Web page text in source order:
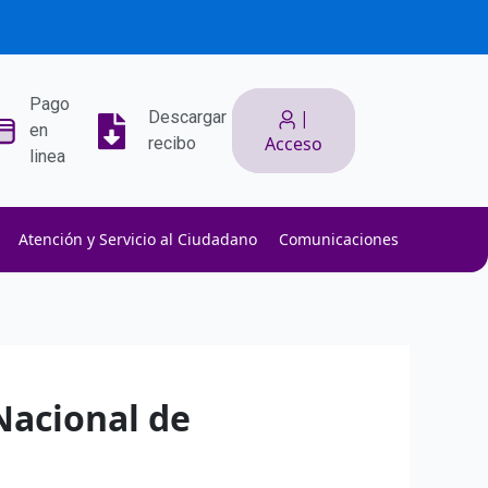
Pago
en
linea
Descargar
recibo
|
Acceso
Atención y Servicio al Ciudadano Comunicaciones
de